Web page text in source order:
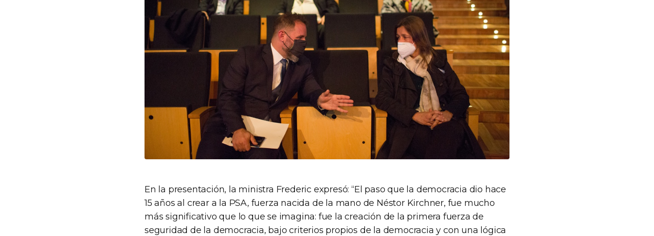
En la presentación, la ministra Frederic expresó: “El paso que la democracia dio hace
15 años al crear a la PSA, fuerza nacida de la mano de Néstor Kirchner, fue mucho
más significativo que lo que se imagina: fue la creación de la primera fuerza de
seguridad de la democracia, bajo criterios propios de la democracia y con una lógica